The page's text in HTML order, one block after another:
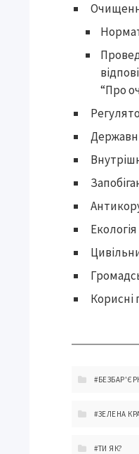
“Про
Екологія
Корисні
#ЗЕЛЕНА
#ТИ ЯК?